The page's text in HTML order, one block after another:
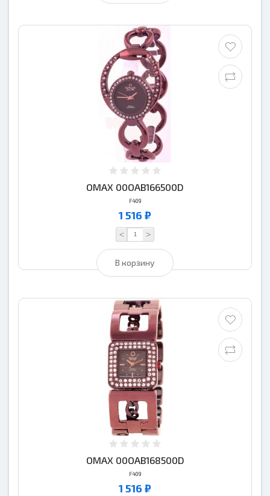
OMAX 00OAB166500D
F409
1 516 ₽
< >
В корзину
OMAX 00OAB168500D
F409
1 516 ₽